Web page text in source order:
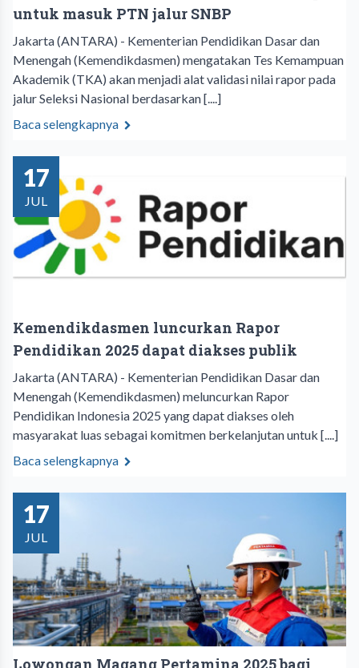
untuk masuk PTN jalur SNBP
Jakarta (ANTARA) - Kementerian Pendidikan Dasar dan
Menengah (Kemendikdasmen) mengatakan Tes Kemampuan
Akademik (TKA) akan menjadi alat validasi nilai rapor pada
jalur Seleksi Nasional berdasarkan [....]
Baca selengkapnya
17
JUL
Kemendikdasmen luncurkan Rapor
Pendidikan 2025 dapat diakses publik
Jakarta (ANTARA) - Kementerian Pendidikan Dasar dan
Menengah (Kemendikdasmen) meluncurkan Rapor
Pendidikan Indonesia 2025 yang dapat diakses oleh
masyarakat luas sebagai komitmen berkelanjutan untuk [....]
Baca selengkapnya
17
JUL
Lowongan Magang Pertamina 2025 bagi